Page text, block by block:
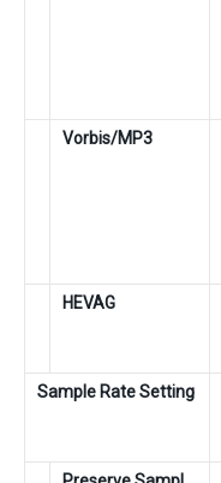
Vorbis/MP3
HEVAG
Sample Rate Setting